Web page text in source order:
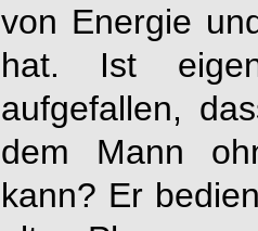
von Energie
hat. Ist
aufgefallen,
dem Mann
kann? Er